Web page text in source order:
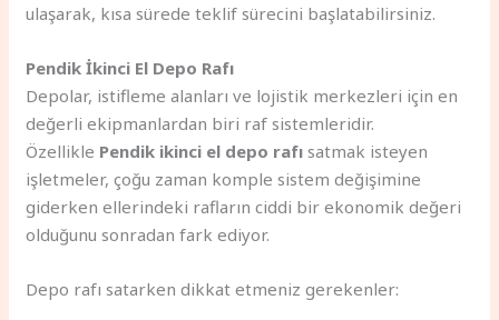
ulaşarak, kısa sürede teklif sürecini başlatabilirsiniz.
Pendik İkinci El Depo Rafı
Depolar, istifleme alanları ve lojistik merkezleri için en
değerli ekipmanlardan biri raf sistemleridir.
Özellikle Pendik ikinci el depo rafı satmak isteyen
işletmeler, çoğu zaman komple sistem değişimine
giderken ellerindeki rafların ciddi bir ekonomik değeri
olduğunu sonradan fark ediyor.
Depo rafı satarken dikkat etmeniz gerekenler: